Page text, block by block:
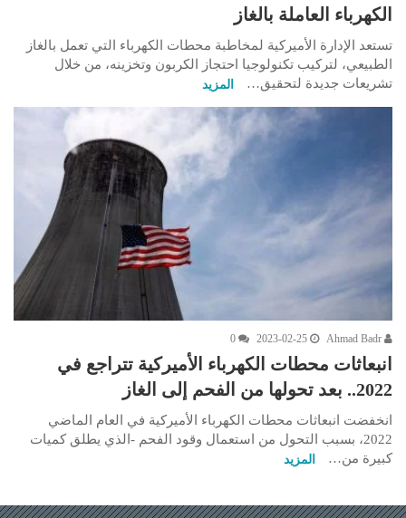
الكهرباء العاملة بالغاز
تستعد الإدارة الأميركية لمخاطبة محطات الكهرباء التي تعمل بالغاز
الطبيعي، لتركيب تكنولوجيا احتجاز الكربون وتخزينه، من خلال
تشريعات جديدة لتحقيق…
المزيد
2023-02-25
0
انبعاثات محطات الكهرباء الأميركية تتراجع في
2022.. بعد تحولها من الفحم إلى الغاز
انخفضت انبعاثات محطات الكهرباء الأميركية في العام الماضي
2022، بسبب التحول من استعمال وقود الفحم -الذي يطلق كميات
كبيرة من…
المزيد